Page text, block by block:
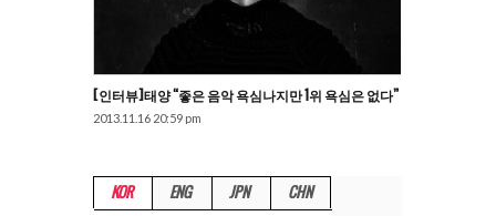
[인터뷰]태양 “좋은 음악 욕심나지만 1위 욕심은 없다”
2013.11.16 20:59 pm
KOR ENG JPN CHN